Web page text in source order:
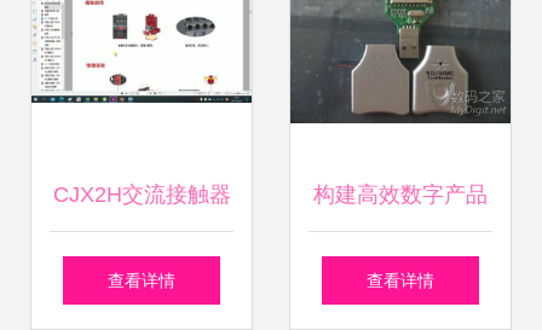
CJX2H交流接触器
应用案例与技术参
查看详情
构建高效数字产品
技术交流平台的实
查看详情